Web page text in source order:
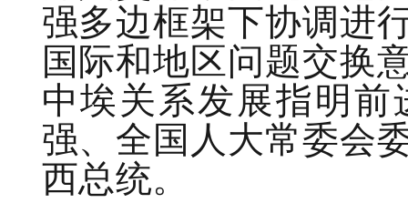
强多边框架下协调进
国际和地区问题交换
中埃关系发展指明前
强、全国人大常委会
西总统。